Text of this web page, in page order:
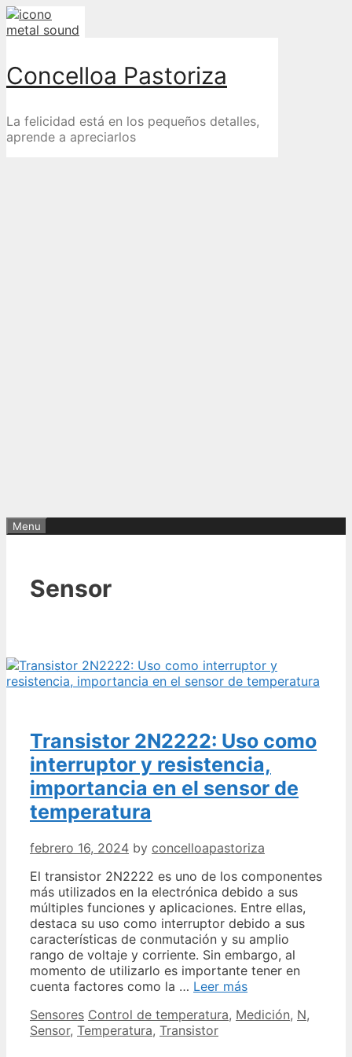
Skip
to
Concelloa Pastoriza
La felicidad está en los pequeños detalles,
aprende a apreciarlos
Menu
Sensor
Transistor 2N2222: Uso como
interruptor y resistencia,
importancia en el sensor de
temperatura
febrero 16, 2024 by concelloapastoriza
El transistor 2N2222 es uno de los componentes
más utilizados en la electrónica debido a sus
múltiples funciones y aplicaciones. Entre ellas,
destaca su uso como interruptor debido a sus
características de conmutación y su amplio
rango de voltaje y corriente. Sin embargo, al
momento de utilizarlo es importante tener en
cuenta factores como la … Leer másTransistor
Uso
Categories
Sensores Tags
Control de temperatura, Medición, N,
Sensor, Temperatura, Transistor